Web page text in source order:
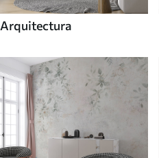
Arquitectura